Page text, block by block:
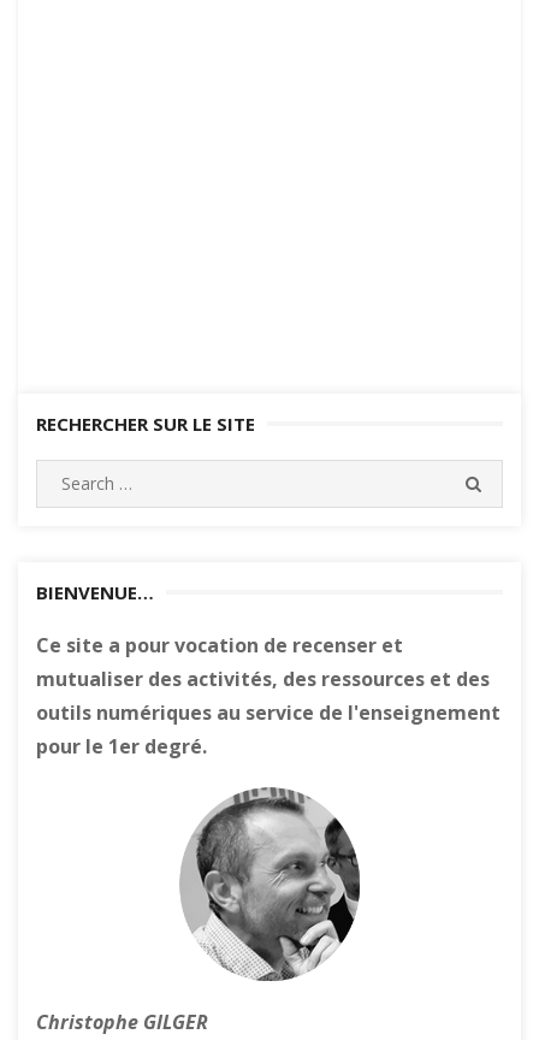
RECHERCHER SUR LE SITE
Search
for:
BIENVENUE…
Ce site a pour vocation de recenser et
mutualiser des activités, des ressources et des
outils numériques au service de l'enseignement
pour le 1er degré.
Christophe GILGER